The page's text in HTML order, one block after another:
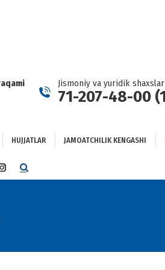
Jismoniy va yuridik
71-207-48-00
HUJJATLAR JAMOATCHILIK KENGASHI
INSTAGRAM